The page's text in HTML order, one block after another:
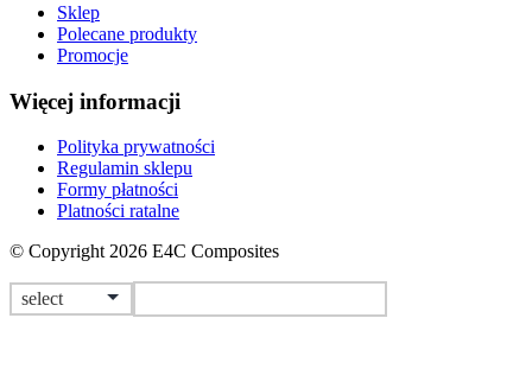
Sklep
Polecane produkty
Promocje
Więcej informacji
Polityka prywatności
Regulamin sklepu
Formy płatności
Platności ratalne
© Copyright 2026 E4C Composites